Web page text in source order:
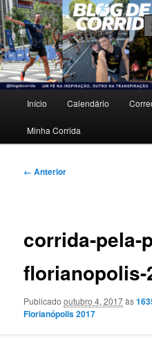
Pular
para
o
conteúdo
principalBlog de Corrida
Um pé na inspiração, outro na
principal
Início Calendário
Minha Corrida
Navegação
← Anterior
corrida-pela-
florianopolis-
Publicadooutubro 4, 2017às
Florianópolis 2017